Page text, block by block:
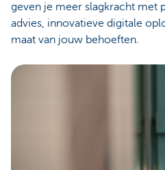
geven je meer slagkracht met
advies, innovatieve digitale
maat van jouw behoeften.